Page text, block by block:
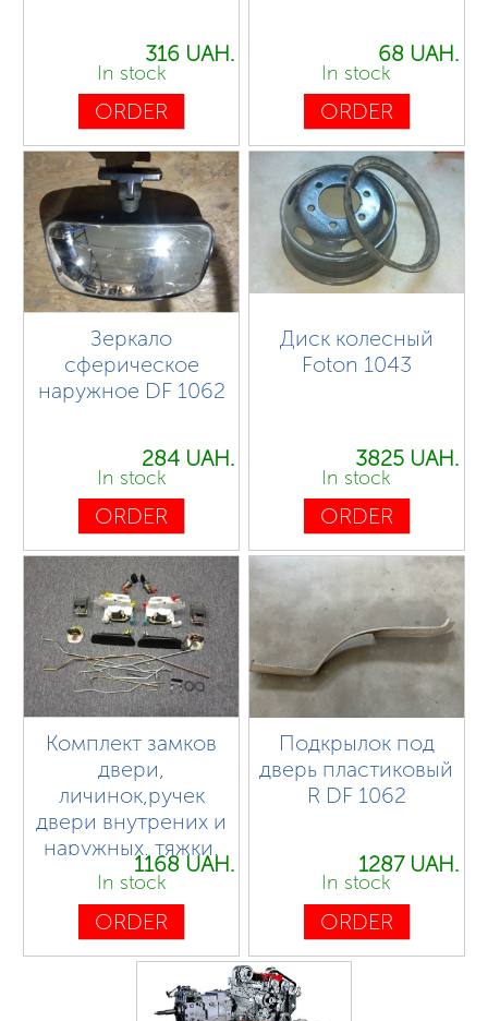
316 UAH.
In stock
ORDER
68 UAH.
In stock
ORDER
Зеркало
сферическое
наружное DF 1062
284 UAH.
In stock
ORDER
Диск колесный
Foton 1043
3825 UAH.
In stock
ORDER
Комплект замков
двери,
личинок,ручек
двери внутрених и
наружных, тяжки,
защелки DF 1044
1168 UAH.
In stock
ORDER
Подкрылок под
дверь пластиковый
R DF 1062
1287 UAH.
In stock
ORDER